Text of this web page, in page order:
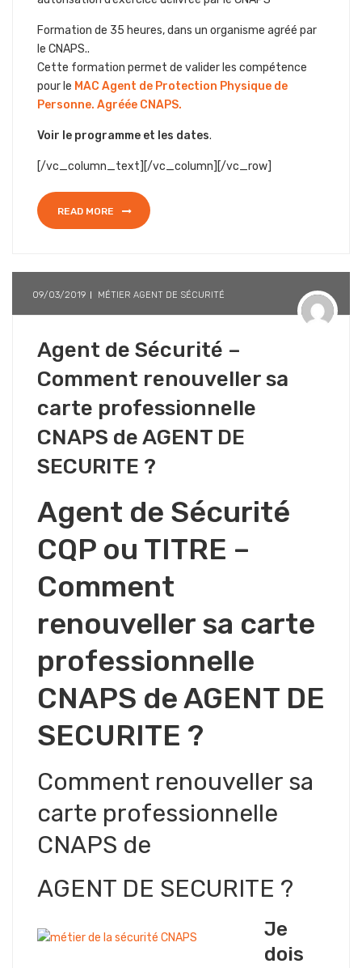
Formation de 35 heures, dans un organisme agréé par
le CNAPS..
Cette formation permet de valider les compétence
pour le MAC Agent de Protection Physique de
Personne. Agréée CNAPS.
Voir le programme et les dates.
[/vc_column_text][/vc_column][/vc_row]
READ MORE
09/03/2019 MÉTIER AGENT DE SÉCURITÉ
Agent de Sécurité –
Comment renouveller sa
carte professionnelle
CNAPS de AGENT DE
SECURITE ?
Agent de Sécurité
CQP ou TITRE –
Comment
renouveller sa carte
professionnelle
CNAPS de AGENT DE
SECURITE ?
Comment renouveller sa
carte professionnelle
CNAPS de
AGENT DE SECURITE ?
Je
dois